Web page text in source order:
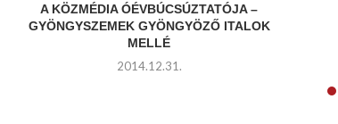
A KÖZMÉDIA ÓÉVBÚCSÚZTATÓJA –
GYÖNGYSZEMEK GYÖNGYÖZŐ ITALOK
MELLÉ
2014.12.31.